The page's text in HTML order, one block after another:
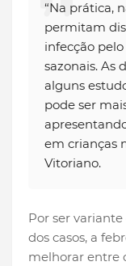
“Na prática,
permitam
infecção
sazonais. As
alguns
pode ser
em crianças
Vitoriano.
Por ser
dos casos, a
melhorar entre